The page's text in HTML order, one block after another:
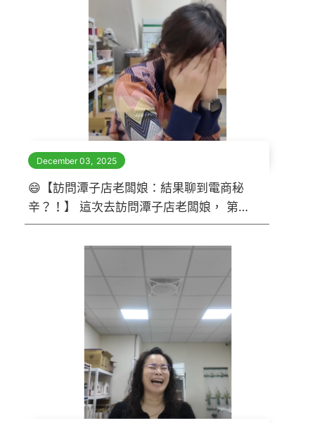
December 03, 2025
😄【訪問潭子店老闆娘：結果聊到電商秘
辛？！】 這次去訪問潭子店老闆娘， 第一
眼就看到她那雙「會笑的眼睛」， 整個人
超有活力、超親切～ 原本只是想請她分享
一下開店的回饋心得。 結果——